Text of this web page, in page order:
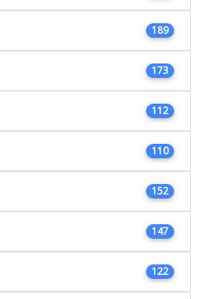
189
173
112
110
152
147
122